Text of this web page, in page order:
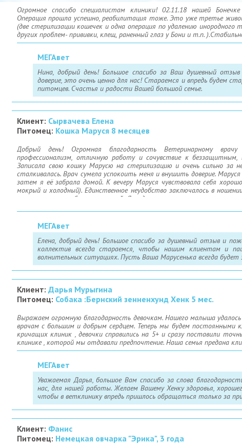
Про демократичные цены – на всех людей невозможно
подходит ли лично мне ценовая политика данного
клинике было в сентябре 2018 года, и то на несколько
коррекция цен была в 2016 году. И было бы странно
повышается всё – аренда, налоги, обучение, расходные
кабинетами.
Так что, имя своё мы не разменивали, а работаем
действие мы несём ответственность.
Приношу извинения, что врач с Вами не договорилась по
Огромное спасибо специалистам клиники! 02.11.18 нашей
Операция прошла успешно, реабилитация тоже. Это уже третье
(две стерилизации кошечек и одна операция по удалению
других проблем- прививки, клещ, раненный глаз у Бони и т.п.
МЕГАвет
Нина, добрый день! Большое спасибо за Ваш душевный
доверие, это очень ценно для нас! Стараемся и впредь будем
питомцев. Счастья и радости Вашей большой семье.
Клиент: Сырвачева Елена
Питомец: Кошка Маруся 8 месяцев
Добрый день! Огромная благодарность Ветеринарному
профессионализм, отличную работу и сочувствие к
Записала свою кошку Марусю на стерилизацию и очень сильно за
сталкивалась. Врач сумела успокоить меня и внушить доверие.
затем я её забрала домой. К вечеру Маруся чувствовала себя
мокрый и холодный). Единственное неудобство заключалось в
операция прошла без осложнений. Я рада, что на нашем пути
МЕГАвет
Елена, добрый день! Большое спасибо за душевный отзыв и
коллектив всегда стараемся, чтобы нашим клиентам и
волнительных ситуациях. Пусть Ваша Марусенька всегда будет
Клиент: Дарья Мурыгина
Питомец: Собака :Бернский зенненхунд Хенк 5 мес.
Выражаем огромную благодарность девочкам. Нашего малыша
врачам с большим и добрым сердцем. Теперь мы будем постоянными
кричащих клиник , девочки справились на 5+ и сразу поставили
клинике , которой мы отдавали предпочтение. Наша семья предана
МЕГАвет
Уважаемая Дарья, большое Вам спасибо за слова
нас, для нашей работы. Желаем Вашему Хенку здоровья,
чтобы в ветклинику впредь пришлось обращаться только за
Клиент: Фанис
Питомец: Немецкая овчарка "Эрика", 3 года